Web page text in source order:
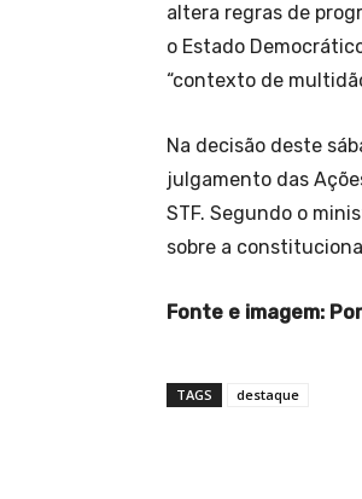
altera regras de
o Estado
“contexto de
Na decisão deste
julgamento das
STF. Segundo o
sobre a
Fonte e imagem:
TAGS destaque